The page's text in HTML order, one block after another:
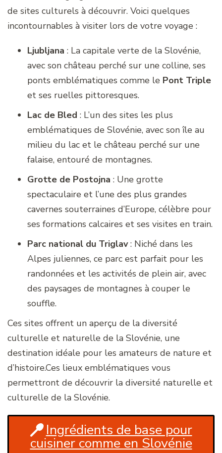
de sites culturels à découvrir. Voici quelques
incontournables à visiter lors de votre voyage :
Ljubljana : La capitale verte de la Slovénie,
avec son château perché sur une colline, ses
ponts emblématiques comme le Pont Triple
et ses ruelles pittoresques.
Lac de Bled : L’un des sites les plus
emblématiques de Slovénie, avec son île au
milieu du lac et le château perché sur une
falaise, entouré de montagnes.
Grotte de Postojna : Une grotte
spectaculaire et l’une des plus grandes
cavernes souterraines d’Europe, célèbre pour
ses formations calcaires et ses visites en train.
Parc national du Triglav: Niché dans les
Alpes juliennes, ce parc est parfait pour les
randonnées et les activités de plein air, avec
des paysages de montagnes à couper le
souffle.
Ces sites offrent un aperçu de la diversité
culturelle et naturelle de la Slovénie, une
destination idéale pour les amateurs de nature et
d’histoire.Ces lieux emblématiques vous
permettront de découvrir la diversité naturelle et
culturelle de la Slovénie.
Ingrédients de base pour
cuisiner comme en Slovénie